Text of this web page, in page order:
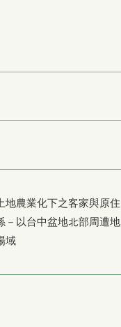
地農業化下之客家與原住
－以台中盆地北部周遭地
域